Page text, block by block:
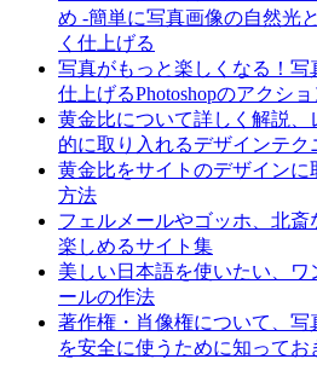
め -簡単に写真画像の自然光
く仕上げる
写真がもっと楽しくなる！写
仕上げるPhotoshopのアクシ
黄金比について詳しく解説
的に取り入れるデザインテク
黄金比をサイトのデザイン
方法
フェルメールやゴッホ、北
楽しめるサイト集
美しい日本語を使いたい、ワ
ールの作法
著作権・肖像権について、
を安全に使うために知ってお